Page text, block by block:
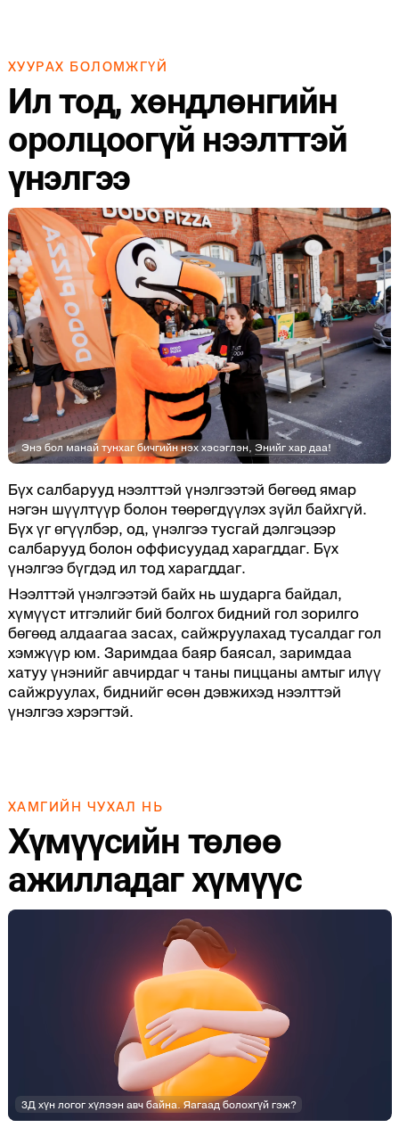
ХУУРАХ БОЛОМЖГҮЙ
Ил тод, хөндлөнгийн
оролцоогүй нээлттэй
үнэлгээ
Энэ бол манай тунхаг бичгийн нэх хэсэглэн, Энийг хар даа!
Бүх салбарууд нээлттэй үнэлгээтэй бөгөөд ямар
нэгэн шүүлтүүр болон төөрөгдүүлэх зүйл байхгүй.
Бүх үг өгүүлбэр, од, үнэлгээ тусгай дэлгэцээр
салбарууд болон оффисуудад харагддаг. Бүх
үнэлгээ бүгдэд ил тод харагддаг.
Нээлттэй үнэлгээтэй байх нь шударга байдал,
хүмүүст итгэлийг бий болгох бидний гол зорилго
бөгөөд алдаагаа засах, сайжруулахад тусалдаг гол
хэмжүүр юм. Заримдаа баяр баясал, заримдаа
хатуу үнэнийг авчирдаг ч таны пиццаны амтыг илүү
сайжруулах, биднийг өсөн дэвжихэд нээлттэй
үнэлгээ хэрэгтэй.
ХАМГИЙН ЧУХАЛ НЬ
Хүмүүсийн төлөө
ажилладаг хүмүүс
3Д хүн логог хүлээн авч байна. Яагаад болохгүй гэж?